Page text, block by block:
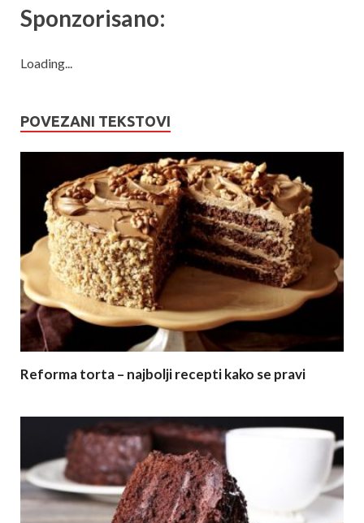
Sponzorisano:
Loading...
POVEZANI TEKSTOVI
Reforma torta – najbolji recepti kako se pravi